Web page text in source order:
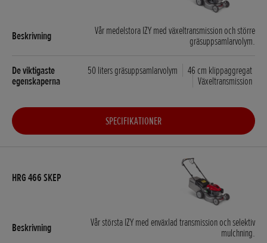
Vår medelstora IZY med växeltransmission och större
gräsuppsamlarvolym.
50 liters gräsuppsamlarvolym
46 cm klippaggregat
Växeltransmission
SPECIFIKATIONER
Vår största IZY med enväxlad transmission och selektiv
mulchning.